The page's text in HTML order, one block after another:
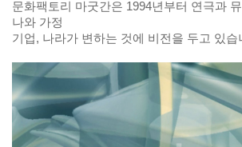
문화팩토리 마굿간은 1994년부터 연극과
나와 가정
기업, 나라가 변하는 것에 비전을 두고 있습